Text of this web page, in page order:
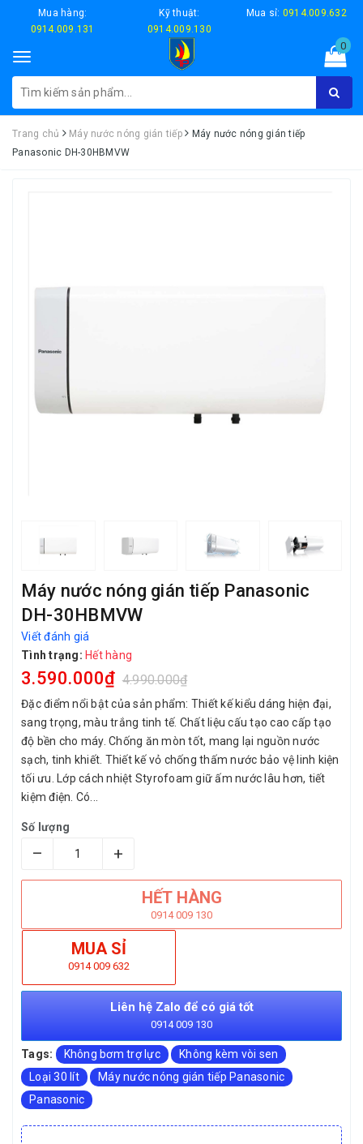
Mua hàng:
0914.009.131
Kỹ thuật:
0914.009.130
Mua sỉ: 0914.009.632
Toggle
navigation
0
Trang chủ Máy nước nóng gián tiếp
Máy nước nóng gián tiếp
Panasonic DH-30HBMVW
Máy nước nóng gián tiếp Panasonic
DH-30HBMVW
Viết đánh giá
Tình trạng: Hết hàng
3.590.000₫ 4.990.000₫
Đặc điểm nổi bật của sản phẩm: Thiết kế kiểu dáng hiện đại,
sang trọng, màu trắng tinh tế. Chất liệu cấu tạo cao cấp tạo
độ bền cho máy. Chống ăn mòn tốt, mang lại nguồn nước
sạch, tinh khiết. Thiết kế vỏ chống thấm nước bảo vệ linh kiện
tối ưu. Lớp cách nhiệt Styrofoam giữ ấm nước lâu hơn, tiết
kiệm điện. Có...
Số lượng
– +
HẾT HÀNG
0914 009 130
MUA SỈ
0914 009 632
Liên hệ Zalo để có giá tốt
0914 009 130
Tags: Không bơm trợ lực
Không kèm vòi sen
Loại 30 lít
Máy nước nóng gián tiếp Panasonic
Panasonic